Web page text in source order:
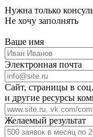
Нужна только
Не хочу заполнять
Ваше имя
Электронная почта
Сайт, страницы в
и другие ресурсы
Желаемый результат